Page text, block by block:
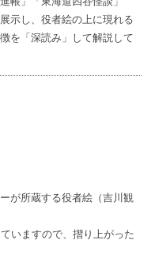
示し、役者絵の上に現れる
を「深読み」して解説して
が所蔵する役者絵（吉川観
いますので、摺り上がった